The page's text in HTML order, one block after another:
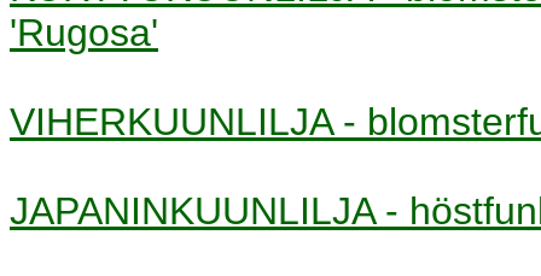
'Rugosa'
VIHERKUUNLILJA -
JAPANINKUUNLILJA -